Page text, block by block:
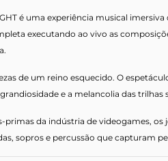
é uma experiência musical
executando ao vivo as
de um reino esquecido. O
e a melancolia das
da indústria de videogames,
sopros e percussão que capturam